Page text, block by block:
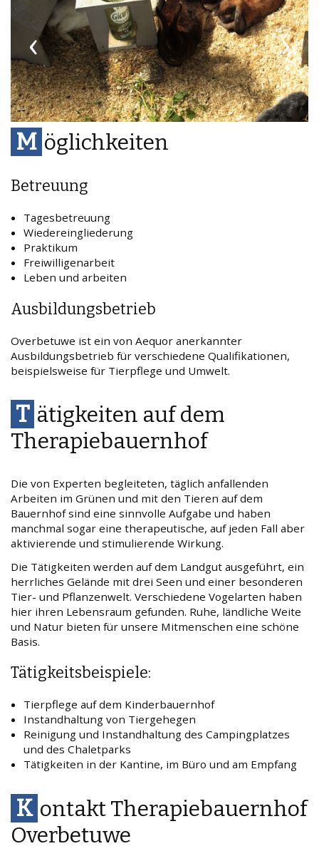
M öglichkeiten
Betreuung
Tagesbetreuung
Wiedereingliederung
Praktikum
Freiwilligenarbeit
Leben und arbeiten
Ausbildungsbetrieb
Overbetuwe ist ein von Aequor anerkannter
Ausbildungsbetrieb für verschiedene Qualifikationen,
beispielsweise für Tierpflege und Umwelt.
T ätigkeiten auf dem
Therapiebauernhof
Die von Experten begleiteten, täglich anfallenden
Arbeiten im Grünen und mit den Tieren auf dem
Bauernhof sind eine sinnvolle Aufgabe und haben
manchmal sogar eine therapeutische, auf jeden Fall aber
aktivierende und stimulierende Wirkung.
Die Tätigkeiten werden auf dem Landgut ausgeführt, ein
herrliches Gelände mit drei Seen und einer besonderen
Tier- und Pflanzenwelt. Verschiedene Vogelarten haben
hier ihren Lebensraum gefunden. Ruhe, ländliche Weite
und Natur bieten für unsere Mitmenschen eine schöne
Basis.
Tätigkeitsbeispiele:
Tierpflege auf dem Kinderbauernhof
Instandhaltung von Tiergehegen
Reinigung und Instandhaltung des Campingplatzes
und des Chaletparks
Tätigkeiten in der Kantine, im Büro und am Empfang
K ontakt Therapiebauernhof
Overbetuwe
‹ ›